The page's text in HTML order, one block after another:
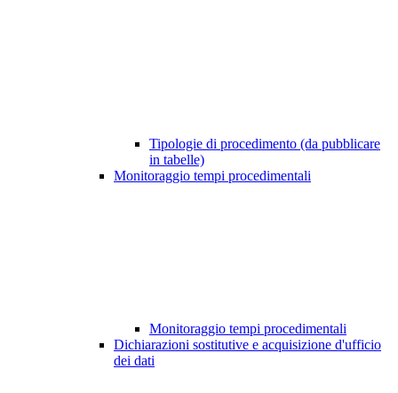
Tipologie di procedimento (da pubblicare
in tabelle)
Monitoraggio tempi procedimentali
Monitoraggio tempi procedimentali
Dichiarazioni sostitutive e acquisizione d'ufficio
dei dati